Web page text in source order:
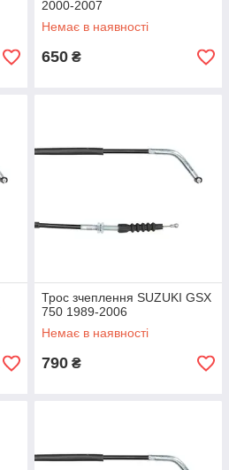
2000-2007
Немає в наявності
650 ₴
Трос зчеплення SUZUKI GSX
750 1989-2006
Немає в наявності
790 ₴